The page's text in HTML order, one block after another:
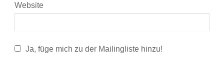
Website
Ja, füge mich zu der Mailingliste hinzu!